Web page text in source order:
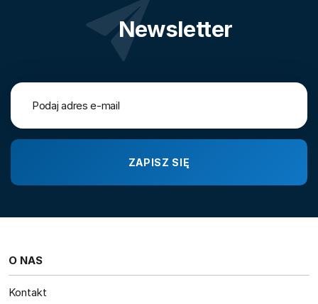
Newsletter
O NAS
Kontakt